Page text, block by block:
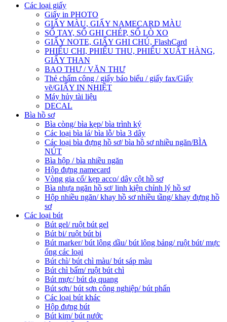
Các loại giấy
Giấy in PHOTO
GIẤY MÀU, GIẤY NAMECARD MÀU
SỔ TAY, SỔ GHI CHÉP, SỔ LÒ XO
GIẤY NOTE, GIẤY GHI CHÚ, FlashCard
PHIẾU CHI, PHIẾU THU, PHIẾU XUẤT HÀNG,
GIẤY THAN
BAO THƯ / VĂN THƯ
Thẻ chấm công / giấy báo biểu / giấy fax/Giấy
vẽ/GIẤY IN NHIỆT
Máy hủy tài liệu
DECAL
Bìa hồ sơ
Bìa còng/ bìa kẹp/ bìa trình ký
Các loại bìa lá/ bìa lỗ/ bìa 3 dây
Các loại bìa đựng hồ sơ/ bìa hồ sơ nhiều ngăn/BÌA
NÚT
Bìa hộp / bìa nhiều ngăn
Hộp đựng namecard
Vòng gia cố/ kẹp acco/ dây cột hồ sơ
Bìa nhựa ngăn hồ sơ/ linh kiện chỉnh lý hồ sơ
Hộp nhiều ngăn/ khay hồ sơ nhiều tầng/ khay đựng hồ
sơ
Các loại bút
Bút gel/ ruột bút gel
Bút bi/ ruột bút bi
Bút marker/ bút lông dầu/ bút lông bảng/ ruột bút/ mực
ống các loại
Bút chì/ bút chì màu/ bút sáp màu
Bút chì bấm/ ruột bút chì
Bút mực/ bút dạ quang
Bút sơn/ bút sơn công nghiệp/ bút phấn
Các loại bút khác
Hộp đựng bút
Bút kim/ bút nước